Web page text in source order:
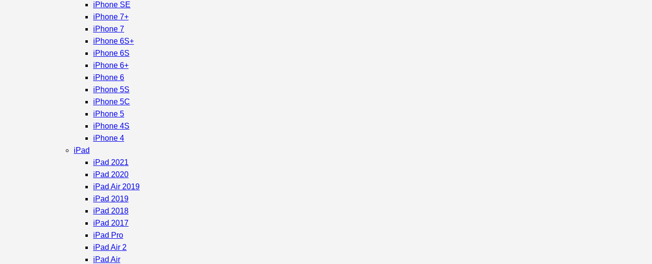
iPhone SE
iPhone 7+
iPhone 7
iPhone 6S+
iPhone 6S
iPhone 6+
iPhone 6
iPhone 5S
iPhone 5C
iPhone 5
iPhone 4S
iPhone 4
iPad
iPad 2021
iPad 2020
iPad Air 2019
iPad 2019
iPad 2018
iPad 2017
iPad Pro
iPad Air 2
iPad Air